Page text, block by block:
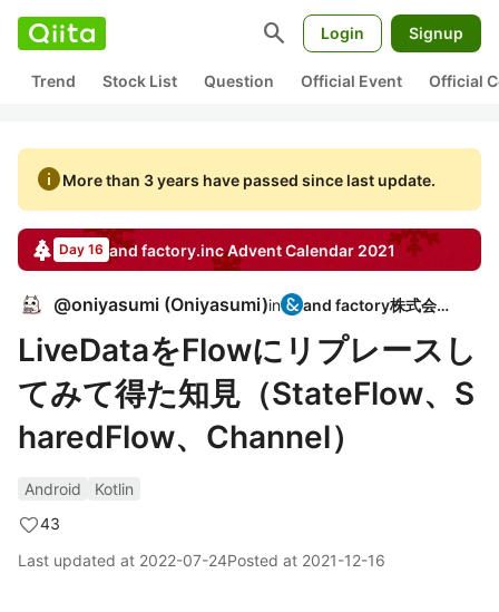
search Login Signup
Trend Stock List Question Official Event Official
infoMore than 3 years have passed since last update.
Day 16 and factory.incAdvent Calendar 2021
@oniyasumi (Oniyasumi)in and factory株式会社
LiveDataをFlowにリプレースし
てみて得た知見（StateFlow、S
haredFlow、Channel）
Android
Kotlin
43
Last updated at 2022-07-24Posted at 2021-12-16